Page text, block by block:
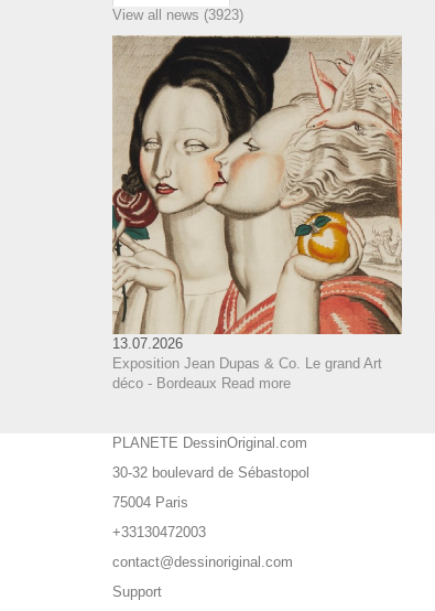
View all news (3923)
13.07.2026
Exposition Jean Dupas & Co. Le grand Art
déco - Bordeaux Read more
PLANETE DessinOriginal.com
30-32 boulevard de Sébastopol
75004 Paris
+33130472003
contact@dessinoriginal.com
Support